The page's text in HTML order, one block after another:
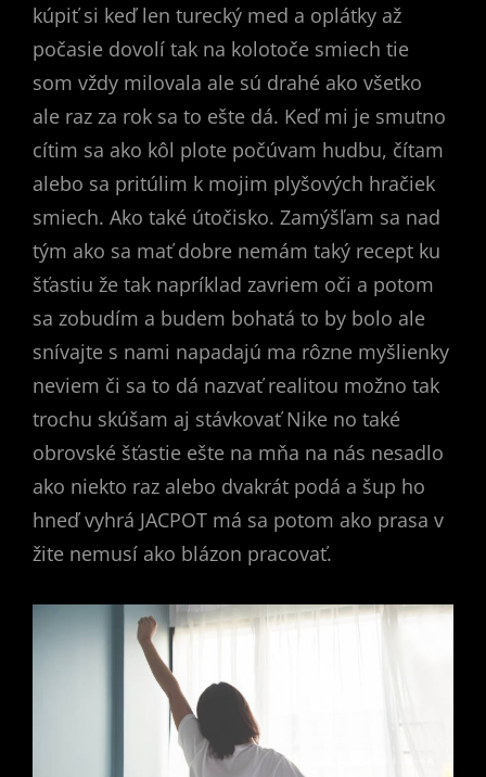
kúpiť si keď len turecký med a oplátky až
počasie dovolí tak na kolotoče smiech tie
som vždy milovala ale sú drahé ako všetko
ale raz za rok sa to ešte dá. Keď mi je smutno
cítim sa ako kôl plote počúvam hudbu, čítam
alebo sa pritúlim k mojim plyšových hračiek
smiech. Ako také útočisko. Zamýšľam sa nad
tým ako sa mať dobre nemám taký recept ku
šťastiu že tak napríklad zavriem oči a potom
sa zobudím a budem bohatá to by bolo ale
snívajte s nami napadajú ma rôzne myšlienky
neviem či sa to dá nazvať realitou možno tak
trochu skúšam aj stávkovať Nike no také
obrovské šťastie ešte na mňa na nás nesadlo
ako niekto raz alebo dvakrát podá a šup ho
hneď vyhrá JACPOT má sa potom ako prasa v
žite nemusí ako blázon pracovať.